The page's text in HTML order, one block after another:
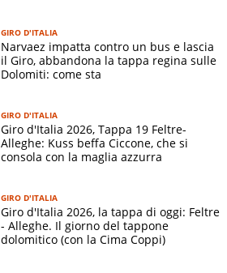
GIRO D'ITALIA
Narvaez impatta contro un bus e lascia
il Giro, abbandona la tappa regina sulle
Dolomiti: come sta
GIRO D'ITALIA
Giro d'Italia 2026, Tappa 19 Feltre-
Alleghe: Kuss beffa Ciccone, che si
consola con la maglia azzurra
GIRO D'ITALIA
Giro d'Italia 2026, la tappa di oggi: Feltre
- Alleghe. Il giorno del tappone
dolomitico (con la Cima Coppi)